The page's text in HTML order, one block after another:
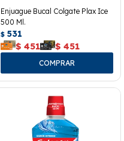
Enjuague Bucal Colgate Plax Ice
500 Ml.
$ 531
$ 451 $ 451